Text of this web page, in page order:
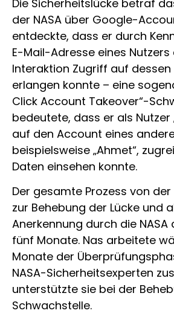
Die Sicherheitslücke betraf
der NASA über Google-
entdeckte, dass er durch
E-Mail-Adresse eines
Interaktion Zugriff auf
erlangen konnte – eine
Click Account Takeover“-
bedeutete, dass er als Nutzer
auf den Account eines
beispielsweise „Ahmet“,
Daten einsehen konnte.
Der gesamte Prozess von
zur Behebung der Lücke und
Anerkennung durch die
fünf Monate. Nas arbeitete
Monate der
NASA-Sicherheitsexperten
unterstützte sie bei der
Schwachstelle.